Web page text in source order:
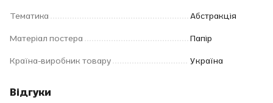
Тематика Абстракція
Матеріал постера Папір
Країна-виробник товару Україна
Відгуки